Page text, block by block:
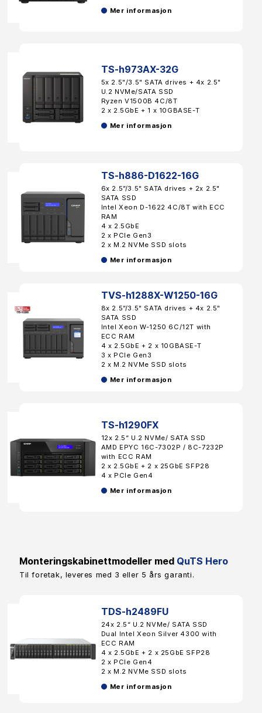
Mer informasjon
TS-h973AX-32G
5x 2.5"/3.5" SATA drives + 4x 2.5"
U.2 NVMe/SATA SSD
Ryzen V1500B 4C/8T
2 x 2.5GbE + 1 x 10GBASE-T
Mer informasjon
TS-h886-D1622-16G
6x 2.5”/3.5" SATA drives + 2x 2.5"
SATA SSD
Intel Xeon D-1622 4C/8T with ECC
RAM
4 x 2.5GbE
2 x PCIe Gen3
2 x M.2 NVMe SSD slots
Mer informasjon
TVS-h1288X-W1250-16G
8x 2.5”/3.5" SATA drives + 4x 2.5"
SATA SSD
Intel Xeon W-1250 6C/12T with
ECC RAM
4 x 2.5GbE + 2 x 10GBASE-T
3 x PCIe Gen3
2 x M.2 NVMe SSD slots
Mer informasjon
TS-h1290FX
12x 2.5“ U.2 NVMe/ SATA SSD
AMD EPYC 16C-7302P / 8C-7232P
with ECC RAM
2 x 2.5GbE + 2 x 25GbE SFP28
4 x PCIe Gen4
Mer informasjon
Monteringskabinettmodeller med QuTS Hero
Til foretak, leveres med 3 eller 5 års garanti.
TDS-h2489FU
24x 2.5“ U.2 NVMe/ SATA SSD
Dual Intel Xeon Silver 4300 with
ECC RAM
4 x 2.5GbE + 2 x 25GbE SFP28
2 x PCIe Gen4
2 x M.2 NVMe SSD slots
Mer informasjon